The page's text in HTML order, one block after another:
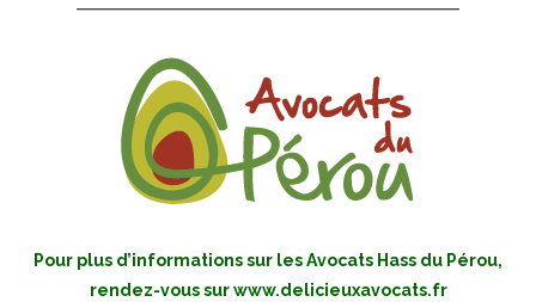
Pour plus d’informations sur les Avocats Hass du Pérou,
rendez-vous surwww.delicieuxavocats.fr